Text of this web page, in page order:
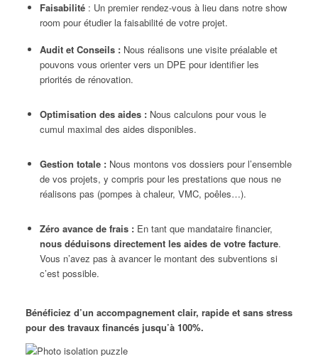
Faisabilité: Un premier rendez-vous à lieu dans notre show
room pour étudier la faisabilité de votre projet.
Audit et Conseils :Nous réalisons une visite préalable et
pouvons vous orienter vers un DPE pour identifier les
priorités de rénovation.
Optimisation des aides :Nous calculons pour vous le
cumul maximal des aides disponibles.
Gestion totale :Nous montons vos dossiers pour l’ensemble
de vos projets, y compris pour les prestations que nous ne
réalisons pas (pompes à chaleur, VMC, poêles…).
Zéro avance de frais :En tant que mandataire financier,
nous déduisons directement les aides de votre facture.
Vous n’avez pas à avancer le montant des subventions si
c’est possible.
Bénéficiez d’un accompagnement clair, rapide et sans stress
pour des travaux financés jusqu’à 100%.